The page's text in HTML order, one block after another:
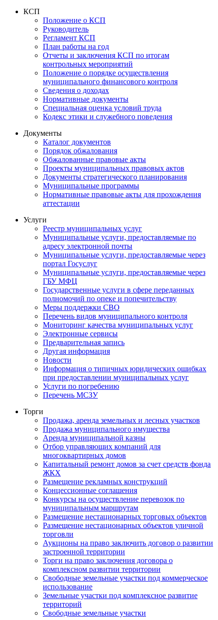
КСП
Положение о КСП
Руководитель
Регламент КСП
План работы на год
Отчеты и заключения КСП по итогам
контрольных мероприятий
Положение о порядке осуществления
муниципального финансового контроля
Сведения о доходах
Нормативные документы
Специальная оценка условий труда
Кодекс этики и служебного поведения
Документы
Каталог документов
Порядок обжалования
Обжалованные правовые акты
Проекты муниципальных правовых актов
Документы стратегического планирования
Муниципальные программы
Нормативные правовые акты для прохождения
аттестации
Услуги
Реестр муниципальных услуг
Муниципальные услуги, предоставляемые по
адресу электронной почты
Муниципальные услуги, предоставляемые через
портал Госуслуг
Муниципальные услуги, предоставляемые через
ГБУ МФЦ
Государственные услуги в сфере переданных
полномочий по опеке и попечительству
Меры поддержки СВО
Перечень видов муниципального контроля
Мониторинг качества муниципальных услуг
Электронные сервисы
Предварительная запись
Другая информация
Новости
Информация о типичных юридических ошибках
при предоставлении муниципальных услуг
Услуги по погребению
Перечень МСЗУ
Торги
Продажа, аренда земельных и лесных участков
Продажа муниципального имущества
Аренда муниципальной казны
Отбор управляющих компаний для
многоквартирных домов
Капитальный ремонт домов за счет средств фонда
ЖКХ
Размещение рекламных конструкций
Концессионные соглашения
Конкурсы на осуществление перевозок по
муниципальным маршрутам
Размещение нестационарных торговых объектов
Размещение нестационарных объектов уличной
торговли
Аукционы на право заключить договор о развитии
застроенной территории
Торги на право заключения договора о
комплексном развитии территории
Свободные земельные участки под коммерческое
использование
Земельные участки под комплексное развитие
территорий
Свободные земельные участки